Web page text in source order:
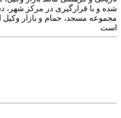
شده و با قرارگیری در مرکز شهر،
مجموعه مسجد، حمام و بازار وکیل
است